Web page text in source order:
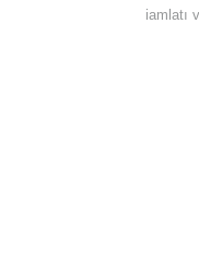
iamlatı